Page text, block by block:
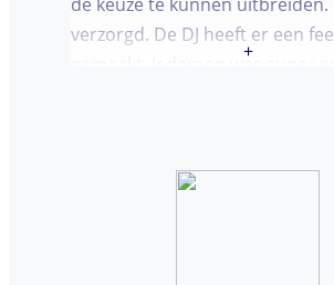
verzorgd. De DJ heeft er een
gemaakt. Iedereen was super
ik en mijn gasten genieten nog
+